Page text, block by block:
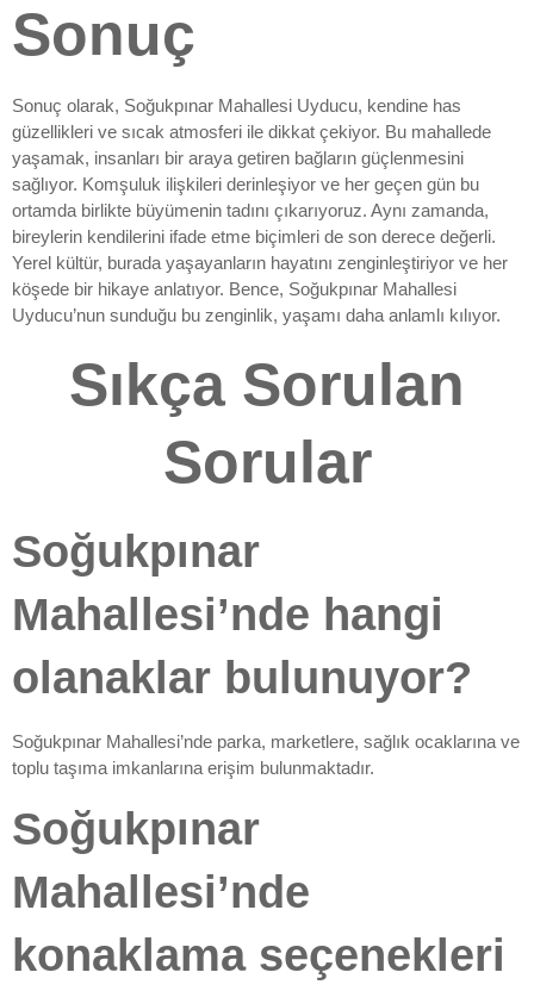
Sonuç
Sonuç olarak, Soğukpınar Mahallesi Uyducu, kendine has
güzellikleri ve sıcak atmosferi ile dikkat çekiyor. Bu mahallede
yaşamak, insanları bir araya getiren bağların güçlenmesini
sağlıyor. Komşuluk ilişkileri derinleşiyor ve her geçen gün bu
ortamda birlikte büyümenin tadını çıkarıyoruz. Aynı zamanda,
bireylerin kendilerini ifade etme biçimleri de son derece değerli.
Yerel kültür, burada yaşayanların hayatını zenginleştiriyor ve her
köşede bir hikaye anlatıyor. Bence, Soğukpınar Mahallesi
Uyducu’nun sunduğu bu zenginlik, yaşamı daha anlamlı kılıyor.
Sıkça Sorulan
Sorular
Soğukpınar
Mahallesi’nde hangi
olanaklar bulunuyor?
Soğukpınar Mahallesi’nde parka, marketlere, sağlık ocaklarına ve
toplu taşıma imkanlarına erişim bulunmaktadır.
Soğukpınar
Mahallesi’nde
konaklama seçenekleri